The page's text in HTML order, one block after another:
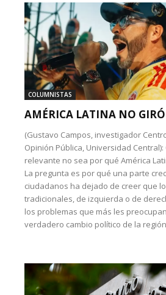
COLUMNISTAS
AMÉRICA LATINA NO
(Gustavo Campos, investigador
Opinión Pública, Universidad
relevante no sea por qué América
La pregunta es por qué una parte
ciudadanos ha dejado de creer que
tradicionales, de izquierda o de
los problemas que más les
verdadero cambio político de la